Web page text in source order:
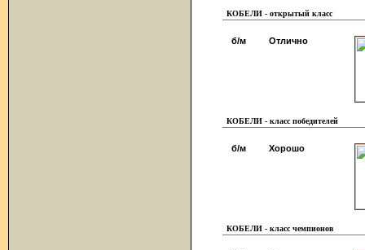
КОБЕЛИ - открытый класс
б/м Отлично
КОБЕЛИ - класс победителей
б/м Хорошо
КОБЕЛИ - класс чемпионов